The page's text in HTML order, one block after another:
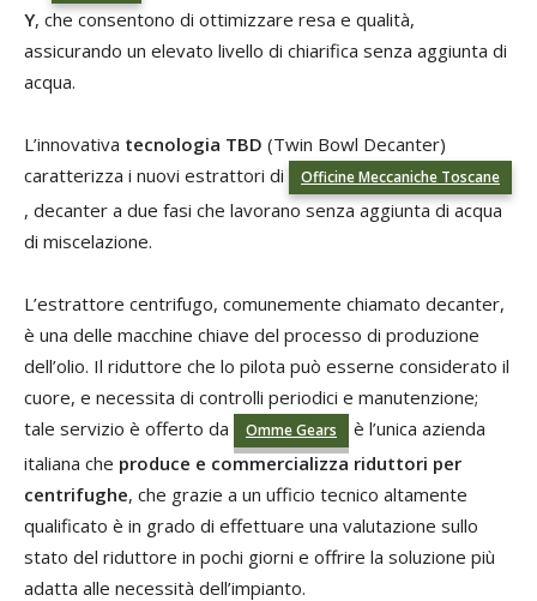
Y, che consentono di ottimizzare resa e qualità,
assicurando un elevato livello di chiarifica senza aggiunta di
acqua.
L’innovativa tecnologia TBD (Twin Bowl Decanter)
caratterizza i nuovi estrattori di
Officine Meccaniche Toscane
, decanter a due fasi che lavorano senza aggiunta di acqua
di miscelazione.
L’estrattore centrifugo, comunemente chiamato decanter,
è una delle macchine chiave del processo di produzione
dell’olio. Il riduttore che lo pilota può esserne considerato il
cuore, e necessita di controlli periodici e manutenzione;
tale servizio è offerto da
Omme Gears
è l’unica azienda
italiana che produce e commercializza riduttori per
centrifughe, che grazie a un ufficio tecnico altamente
qualificato è in grado di effettuare una valutazione sullo
stato del riduttore in pochi giorni e offrire la soluzione più
adatta alle necessità dell’impianto.